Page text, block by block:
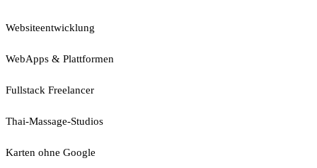
Websiteentwicklung
WebApps & Plattformen
Fullstack Freelancer
Thai-Massage-Studios
Karten ohne Google